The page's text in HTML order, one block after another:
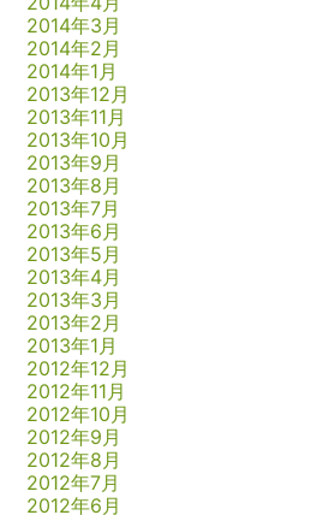
2014年3月
2014年2月
2014年1月
2013年12月
2013年11月
2013年10月
2013年9月
2013年8月
2013年7月
2013年6月
2013年5月
2013年4月
2013年3月
2013年2月
2013年1月
2012年12月
2012年11月
2012年10月
2012年9月
2012年8月
2012年7月
2012年6月